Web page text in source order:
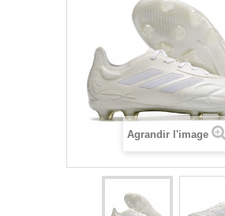
Agrandir l'image